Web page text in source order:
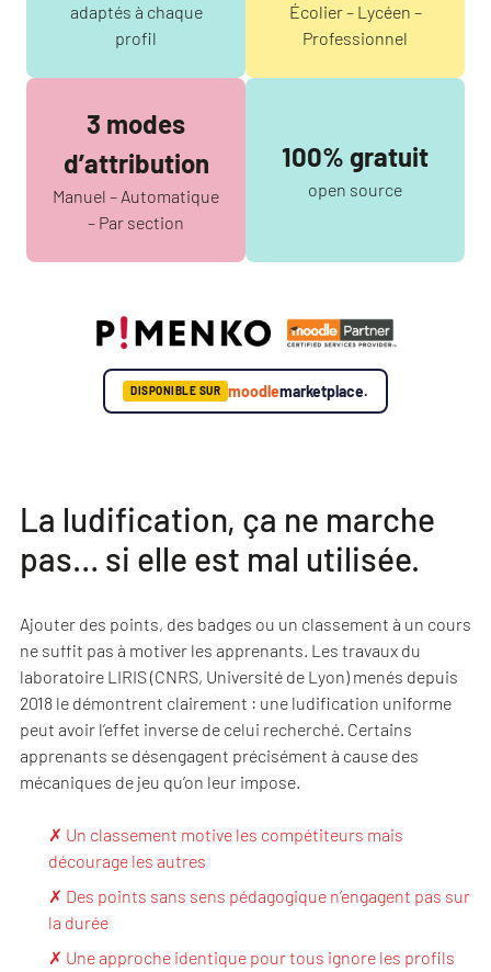
adaptés à chaque
profil
Écolier – Lycéen –
Professionnel
3 modes
d’attribution
Manuel – Automatique
– Par section
100% gratuit
open source
DISPONIBLE SUR moodlemarketplace.
La ludification, ça ne marche
pas… si elle est mal utilisée.
Ajouter des points, des badges ou un classement à un cours
ne suffit pas à motiver les apprenants. Les travaux du
laboratoire LIRIS (CNRS, Université de Lyon) menés depuis
2018 le démontrent clairement : une ludification uniforme
peut avoir l’effet inverse de celui recherché. Certains
apprenants se désengagent précisément à cause des
mécaniques de jeu qu’on leur impose.
✗ Un classement motive les compétiteurs mais
décourage les autres
✗ Des points sans sens pédagogique n’engagent pas sur
la durée
✗ Une approche identique pour tous ignore les profils